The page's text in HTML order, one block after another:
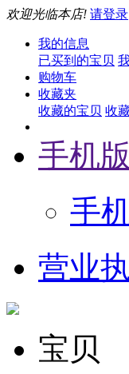
欢迎光临本店! 请登录
我的信息
已买到的宝贝
购物车
收藏夹
收藏的宝贝 收
手机版
手
营业
宝贝